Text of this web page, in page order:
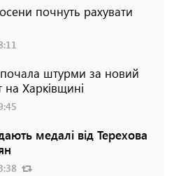
почнуть рахувати
почала штурми за новий
на Харківщині
медалі від Терехова